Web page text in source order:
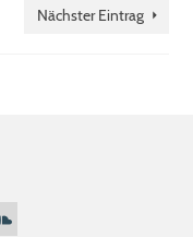
Nächster Eintrag